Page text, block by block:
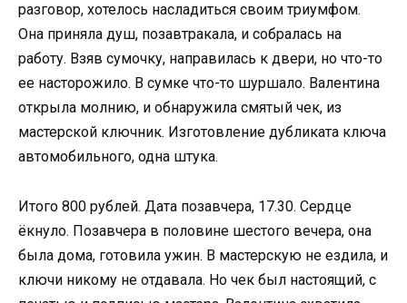
разговор, хотелось насладиться своим триумфом.
Она приняла душ, позавтракала, и собралась на
работу. Взяв сумочку, направилась к двери, но что-то
ее насторожило. В сумке что-то шуршало. Валентина
открыла молнию, и обнаружила смятый чек, из
мастерской ключник. Изготовление дубликата ключа
автомобильного, одна штука.
Итого 800 рублей. Дата позавчера, 17.30. Сердце
ёкнуло. Позавчера в половине шестого вечера, она
была дома, готовила ужин. В мастерскую не ездила, и
ключи никому не отдавала. Но чек был настоящий, с